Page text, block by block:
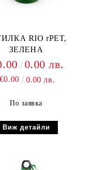
RIO rPET,
ЗЕЛЕНА
0.00 лв.
€0.00 0.00 лв.
По заявка
Виж детайли